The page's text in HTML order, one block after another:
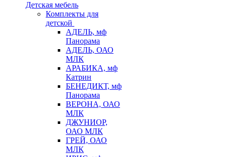
Детская мебель
Комплекты для
детской
АДЕЛЬ, мф
Панорама
АДЕЛЬ, ОАО
МЛК
АРАБИКА, мф
Катрин
БЕНЕДИКТ, мф
Панорама
ВЕРОНА, ОАО
МЛК
ДЖУНИОР,
ОАО МЛК
ГРЕЙ, ОАО
МЛК